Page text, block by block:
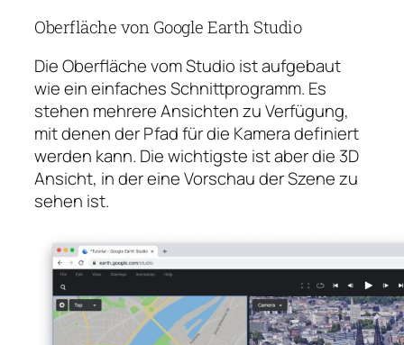
Oberfläche von Google Earth Studio
Die Oberfläche vom Studio ist aufgebaut
wie ein einfaches Schnittprogramm. Es
stehen mehrere Ansichten zu Verfügung,
mit denen der Pfad für die Kamera definiert
werden kann. Die wichtigste ist aber die 3D
Ansicht, in der eine Vorschau der Szene zu
sehen ist.